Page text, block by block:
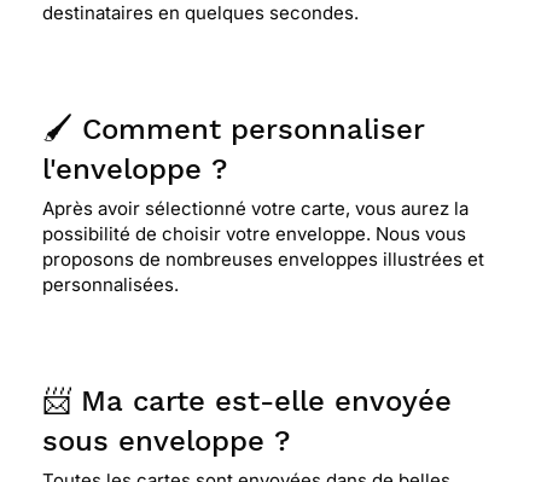
destinataires en quelques secondes.
🖌️ Comment personnaliser
l'enveloppe ?
Après avoir sélectionné votre carte, vous aurez la
possibilité de choisir votre enveloppe. Nous vous
proposons de nombreuses enveloppes illustrées et
personnalisées.
📨 Ma carte est-elle envoyée
sous enveloppe ?